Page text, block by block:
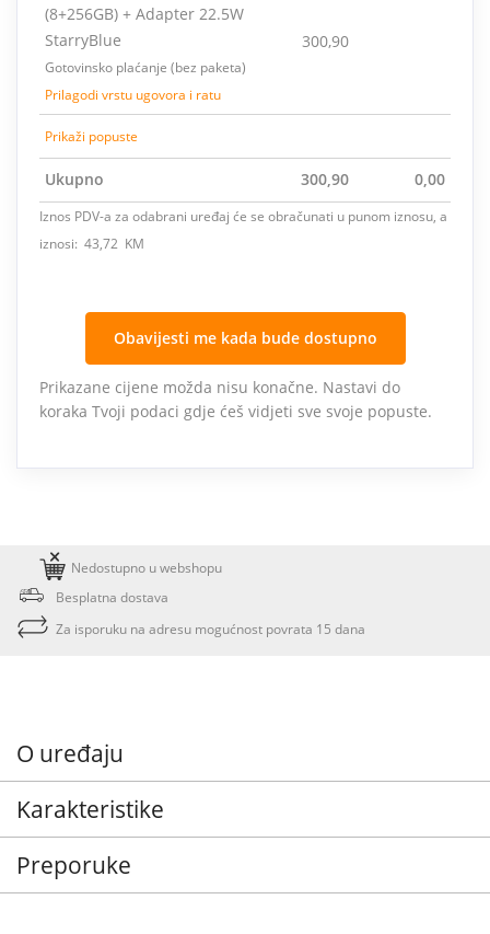
(8+256GB) + Adapter 22.5W
StarryBlue
Gotovinsko plaćanje (bez paketa)
Prilagodi vrstu ugovora i ratu
300,90
Prikaži popuste
Ukupno 300,90 0,00
Iznos PDV-a za odabrani uređaj će se obračunati u punom iznosu, a
iznosi: 43,72 KM
Obavijesti me kada bude dostupno
Prikazane cijene možda nisu konačne. Nastavi do
koraka Tvoji podaci gdje ćeš vidjeti sve svoje popuste.
Nedostupno u webshopu
Besplatna dostava
Za isporuku na adresu mogućnost povrata 15 dana
O uređaju
Karakteristike
Preporuke